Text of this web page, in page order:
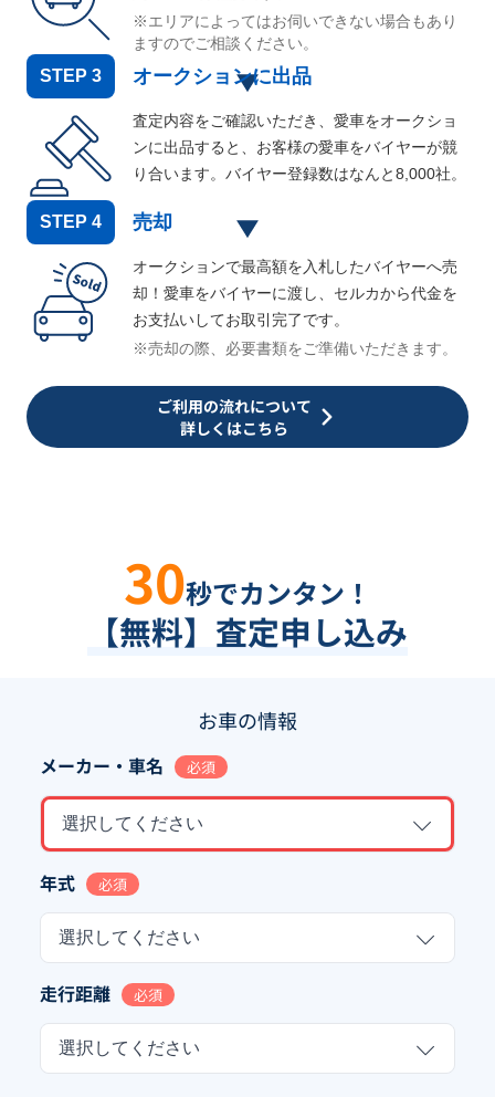
※エリアによってはお伺いできない場合もあり
ますのでご相談ください。
STEP 3 オークションに出品
査定内容をご確認いただき、愛車をオークショ
ンに出品すると、お客様の愛車をバイヤーが競
り合います。バイヤー登録数はなんと8,000社。
STEP 4 売却
オークションで最高額を入札したバイヤーへ売
却！愛車をバイヤーに渡し、セルカから代金を
お支払いしてお取引完了です。
※売却の際、必要書類をご準備いただきます。
ご利用の流れについて
詳しくはこちら
30秒でカンタン！
【無料】査定申し込み
お車の情報
メーカー・車名 必須
選択してください
年式 必須
選択してください
走行距離 必須
選択してください